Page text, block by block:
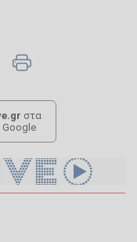
στα
Google